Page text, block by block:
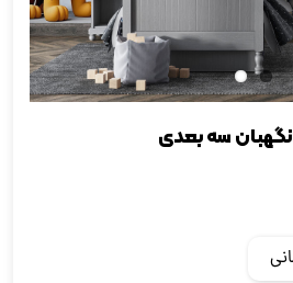
سه بعدی